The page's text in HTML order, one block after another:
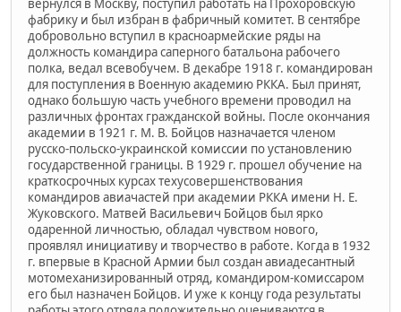
вернулся в Москву, поступил работать на Прохоровскую
фабрику и был избран в фабричный комитет. В сентябре
добровольно вступил в красноармейские ряды на
должность командира саперного батальона рабочего
полка, ведал всевобучем. В декабре 1918 г. командирован
для поступления в Военную академию РККА. Был принят,
однако большую часть учебного времени проводил на
различных фронтах гражданской войны. После окончания
академии в 1921 г. М. В. Бойцов назначается членом
русско-польско-украинской комиссии по установлению
государственной границы. В 1929 г. прошел обучение на
краткосрочных курсах техусовершенствования
командиров авиачастей при академии РККА имени Н. Е.
Жуковского. Матвей Васильевич Бойцов был ярко
одаренной личностью, обладал чувством нового,
проявлял инициативу и творчество в работе. Когда в 1932
г. впервые в Красной Армии был создан авиадесантный
мотомеханизированный отряд, командиром-комиссаром
его был назначен Бойцов. И уже к концу года результаты